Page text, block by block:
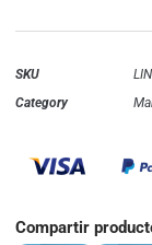
SKU
Category
Compartir